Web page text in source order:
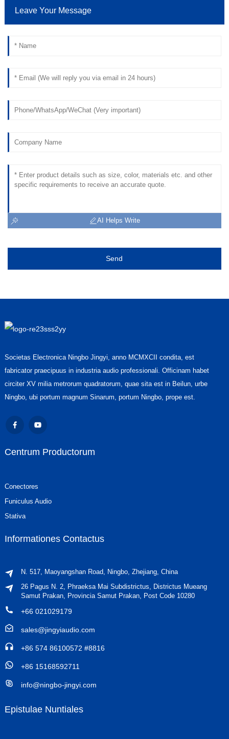
Leave Your Message
AI Helps Write
Send
Societas Electronica Ningbo Jingyi, anno MCMXCII condita, est
fabricator praecipuus in industria audio professionali. Officinam habet
circiter XV milia metrorum quadratorum, quae sita est in Beilun, urbe
Ningbo, ubi portum magnum Sinarum, portum Ningbo, prope est.
Centrum Productorum
Conectores
Funiculus Audio
Stativa
Informationes Contactus
N. 517, Maoyangshan Road, Ningbo, Zhejiang, China
26 Pagus N. 2, Phraeksa Mai Subdistrictus, Districtus Mueang
Samut Prakan, Provincia Samut Prakan, Post Code 10280
+66 021029179
sales@jingyiaudio.com
+86 574 86100572 #8816
+86 15168592711
info@ningbo-jingyi.com
Epistulae Nuntiales